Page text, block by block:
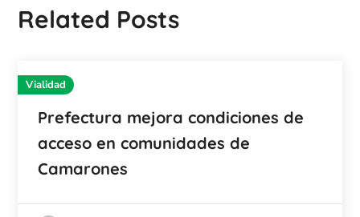
Related Posts
Vialidad
Prefectura mejora condiciones de
acceso en comunidades de
Camarones